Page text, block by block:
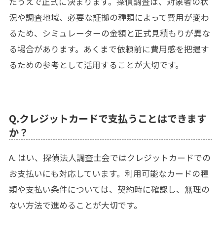
況や調査地域、必要な証拠の種類によって費用が変わ
るため、シミュレーターの金額と正式見積もりが異な
る場合があります。あくまで依頼前に費用感を把握す
るための参考として活用することが大切です。
Q.クレジットカードで支払うことはできます
か？
A. はい、探偵法人調査士会ではクレジットカードでの
お支払いにも対応しています。利用可能なカードの種
類や支払い条件については、契約時に確認し、無理の
ない方法で進めることが大切です。